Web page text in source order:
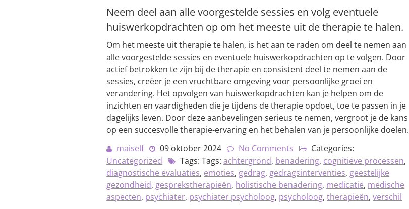
Neem deel aan alle voorgestelde sessies en volg eventuele
huiswerkopdrachten op om het meeste uit de therapie te halen.
Om het meeste uit therapie te halen, is het aan te raden om deel te nemen aan
alle voorgestelde sessies en eventuele huiswerkopdrachten op te volgen. Door
actief betrokken te zijn bij de therapie en consistent deel te nemen aan de
sessies, creëer je een vruchtbare omgeving voor persoonlijke groei en
verandering. Het opvolgen van huiswerkopdrachten kan je helpen om de
inzichten en vaardigheden die je tijdens de therapie opdoet, toe te passen in je
dagelijks leven. Door deze aanbevelingen serieus te nemen, vergroot je de kans
op een succesvolle therapie-ervaring en het behalen van je persoonlijke doelen.
maiself
09 oktober 2024 No Comments
Categories:
Uncategorized
Tags: Tags:achtergrond, benadering, cognitieve processen,
diagnostische evaluaties, emoties, gedrag, gedragsinterventies, geestelijke
gezondheid, gesprekstherapieën, holistische benadering, medicatie, medische
aspecten, psychiater, psychiater psycholoog, psycholoog,therapieën,verschil